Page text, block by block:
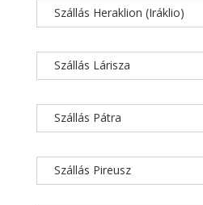
Szállás Heraklion (Iráklio)
Szállás Lárisza
Szállás Pátra
Szállás Pireusz